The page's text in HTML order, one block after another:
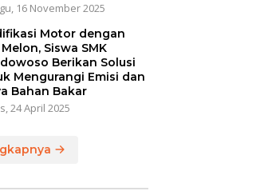
16 November 2025
Motor dengan
Melon, Siswa SMK
Berikan Solusi
Mengurangi Emisi dan
Bahan Bakar
24 April 2025